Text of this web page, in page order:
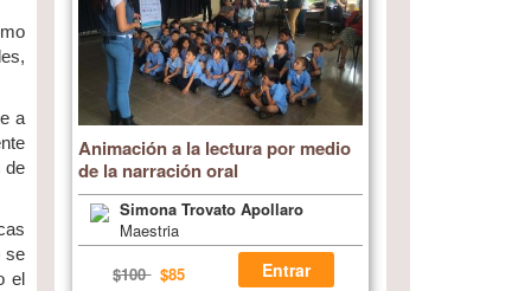
a
de
se
el
Animación a la lectura por medio
de la narración oral
Simona Trovato Apollaro
Maestria
$100$85 Entrar